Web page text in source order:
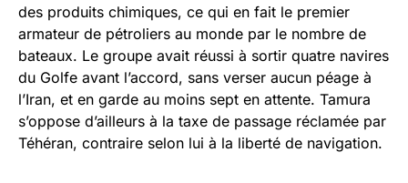
des produits chimiques, ce qui en fait le premier
armateur de pétroliers au monde par le nombre de
bateaux. Le groupe avait réussi à sortir quatre navires
du Golfe avant l’accord, sans verser aucun péage à
l’Iran, et en garde au moins sept en attente. Tamura
s’oppose d’ailleurs à la taxe de passage réclamée par
Téhéran, contraire selon lui à la liberté de navigation.